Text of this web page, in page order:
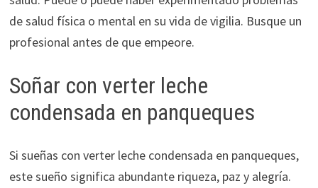
de salud física o mental en su vida de vigilia. Busque un
profesional antes de que empeore.
Soñar con verter leche
condensada en panqueques
Si sueñas con verter leche condensada en panqueques,
este sueño significa abundante riqueza, paz y alegría.